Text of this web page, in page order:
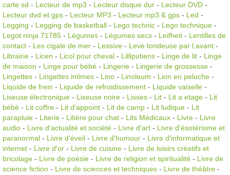
carte sd - Lecteur de mp3 - Lecteur disque dur - Lecteur DVD -
Lecteur dvd et gps - Lecteur MP3 - Lecteur mp3 & gps - Led -
Legging - Legging de basketball - Lego technic - Lego technique -
Legot ninja 71785 - Légumes - Légumes secs - Leifheit - Lentilles de
contact - Les cigale de mer - Lessive - Leve tondeuse par l,avant -
Librairie - Licen - Licol pour cheval - Lilliputiens - Linge de lit - Linge
de maison - Linge pour bébé - Lingerie - Lingerie de grossesse -
Lingettes - Lingettes intimes - Lino - Linoleum - Lion en peluche -
Liquide de frein - Liquide de refroidissement - Liquide vaiselle -
Liseuse électronique - Liseuse noire - Lisses - Lit - Lit a etage - Lit
bébé - Lit coffre - Lit d'appoint - Lit de camp - Lit ludique - Lit
parapluie - Literie - Litière pour chat - Lits Médicaux - Livre - Livre
audio - Livre d'actualité et société - Livre d'art - Livre d'ésotérisme et
paranormal - Livre d'éveil - Livre d'humour - Livre d'informatique et
internet - Livre d'or - Livre de cuisine - Livre de loisirs créatifs et
bricolage - Livre de poésie - Livre de religion et spiritualité - Livre de
science fiction - Livre de sciences et techniques - Livre de théâtre -